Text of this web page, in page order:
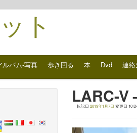
ト
ルバム-写真 歩き回る 本 Dvd 連
LARC-V
転記日 2019年1月7日 変更日 10